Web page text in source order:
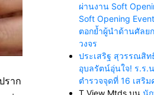
ราก
ผ่านงาน Soft
Soft Opening
ตอกย้ำผู้นำด้านศัลย
วงจร
ประเสริฐ สุวรรณสิท
อุบลรัตน์อุ่นใจ! ร.ร.
ตำรวจจุดที่ 16 เสริ